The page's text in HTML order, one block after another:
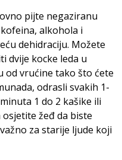
pijte negaziranu
alkohola i
dehidraciju. Možete
dvije kocke leda u
od vrućine tako što ćete
odrasli svakih 1-
1 do 2 kašike ili
žeđ da biste
za starije ljude koji